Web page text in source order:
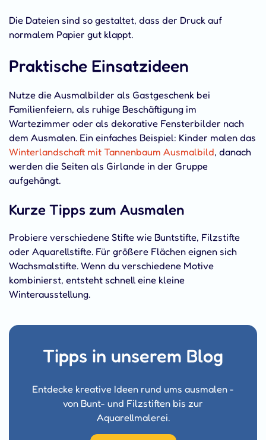
Die Dateien sind so gestaltet, dass der Druck auf
normalem Papier gut klappt.
Praktische Einsatzideen
Nutze die Ausmalbilder als Gastgeschenk bei
Familienfeiern, als ruhige Beschäftigung im
Wartezimmer oder als dekorative Fensterbilder nach
dem Ausmalen. Ein einfaches Beispiel: Kinder malen das
Winterlandschaft mit Tannenbaum Ausmalbild, danach
werden die Seiten als Girlande in der Gruppe
aufgehängt.
Kurze Tipps zum Ausmalen
Probiere verschiedene Stifte wie Buntstifte, Filzstifte
oder Aquarellstifte. Für größere Flächen eignen sich
Wachsmalstifte. Wenn du verschiedene Motive
kombinierst, entsteht schnell eine kleine
Winterausstellung.
Tipps in unserem Blog
Entdecke kreative Ideen rund ums ausmalen -
von Bunt- und Filzstiften bis zur
Aquarellmalerei.